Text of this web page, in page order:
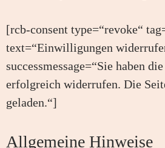
[rcb-consent type=“revoke“
text=“Einwilligungen
successmessage=“Sie haben
erfolgreich widerrufen. Die
geladen.“]
Allgemeine Hinweise